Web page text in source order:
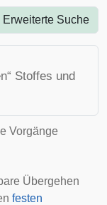
Erweiterte Suche
Stoffes und
Vorgänge
Übergehen
festen